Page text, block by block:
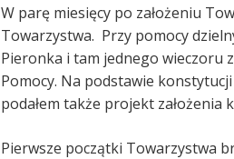
W parę miesięcy po założeniu
Towarzystwa. Przy pomocy
Pieronka i tam jednego wieczoru
Pomocy. Na podstawie
podałem także projekt założenia
Pierwsze początki Towarzystwa